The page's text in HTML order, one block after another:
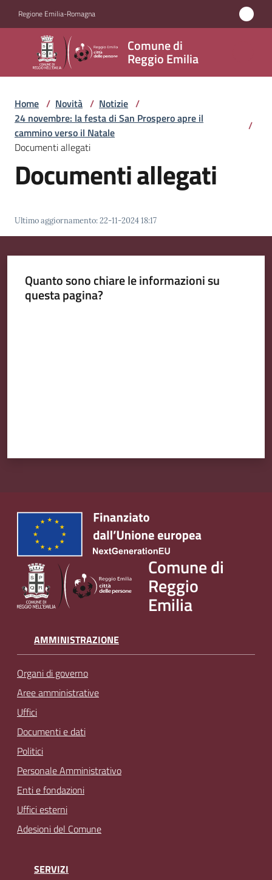
Regione Emilia-Romagna
Comune di
Reggio Emilia
Comune
di
Reggio
Emilia
Amministrazione
Servizi
Novità
Menu selezionato
Emilia
i
v
Seguici
Home / Novità / Notizie /
24 novembre: la festa di San Prospero apre il
cammino verso il Natale
/
Documenti allegati
Documenti allegati
Ultimo aggiornamento:22-11-2024 18:17
Quanto sono chiare le informazioni su
questa pagina?
Comune di
Reggio
Emilia
AMMINISTRAZIONE
Organi di governo
Aree amministrative
Uffici
Documenti e dati
Politici
Personale Amministrativo
Enti e fondazioni
Uffici esterni
Adesioni del Comune
SERVIZI